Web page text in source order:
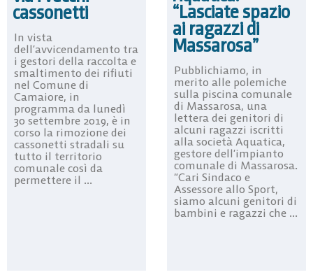
cassonetti
In vista
dell’avvicendamento tra
i gestori della raccolta e
smaltimento dei rifiuti
nel Comune di
Camaiore, in
programma da lunedì
30 settembre 2019, è in
corso la rimozione dei
cassonetti stradali su
tutto il territorio
comunale così da
permettere il ...
“Lasciate spazio
ai ragazzi di
Massarosa”
Pubblichiamo, in
merito alle polemiche
sulla piscina comunale
di Massarosa, una
lettera dei genitori di
alcuni ragazzi iscritti
alla società Aquatica,
gestore dell’impianto
comunale di Massarosa.
“Cari Sindaco e
Assessore allo Sport,
siamo alcuni genitori di
bambini e ragazzi che ...